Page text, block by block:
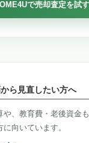
で売却査定を試す
ら見直したい方へ
や、教育費・老後資金
向いています。